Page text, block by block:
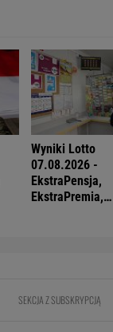
Wyniki Lotto
07.08.2026 -
EkstraPensja,
EkstraPremia,
SEKCJA Z SUBSKRYPCJĄ